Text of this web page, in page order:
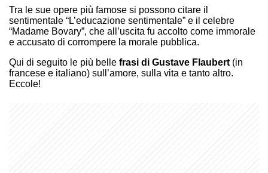
Tra le sue opere più famose si possono citare il
sentimentale “L’educazione sentimentale” e il celebre
“Madame Bovary”, che all’uscita fu accolto come immorale
e accusato di corrompere la morale pubblica.
Qui di seguito le più belle frasi di Gustave Flaubert (in
francese e italiano) sull’amore, sulla vita e tanto altro.
Eccole!